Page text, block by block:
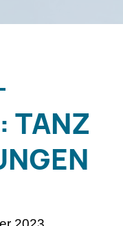
TANZ